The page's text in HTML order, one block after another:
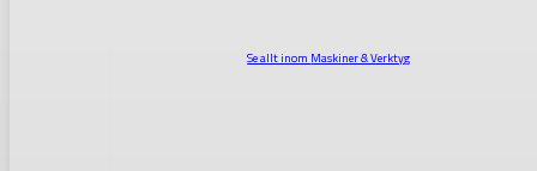
Se allt inom Maskiner & Verktyg